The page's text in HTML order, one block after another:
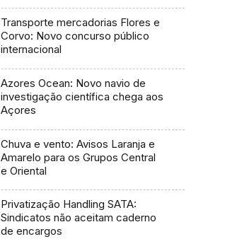
Transporte mercadorias Flores e
Corvo: Novo concurso público
internacional
Azores Ocean: Novo navio de
investigação científica chega aos
Açores
Chuva e vento: Avisos Laranja e
Amarelo para os Grupos Central
e Oriental
Privatização Handling SATA:
Sindicatos não aceitam caderno
de encargos